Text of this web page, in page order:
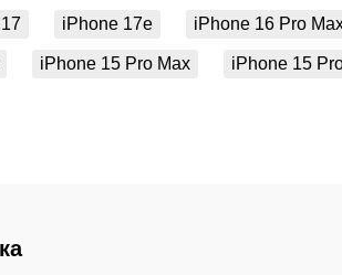
iPhone 17e iPhone 16 Pro
iPhone 15 Pro Max iPhone 15